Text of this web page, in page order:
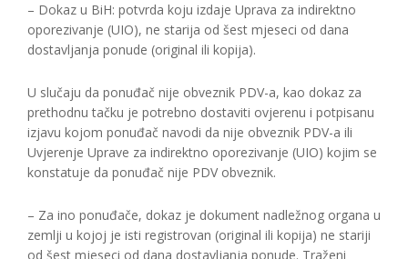
– Dokaz u BiH: potvrda koju izdaje Uprava za indirektno
oporezivanje (UIO), ne starija od šest mjeseci od dana
dostavljanja ponude (original ili kopija).
U slučaju da ponuđač nije obveznik PDV-a, kao dokaz za
prethodnu tačku je potrebno dostaviti ovjerenu i potpisanu
izjavu kojom ponuđač navodi da nije obveznik PDV-a ili
Uvjerenje Uprave za indirektno oporezivanje (UIO) kojim se
konstatuje da ponuđač nije PDV obveznik.
– Za ino ponuđače, dokaz je dokument nadležnog organa u
zemlji u kojoj je isti registrovan (original ili kopija) ne stariji
od šest mjeseci od dana dostavljanja ponude. Traženi